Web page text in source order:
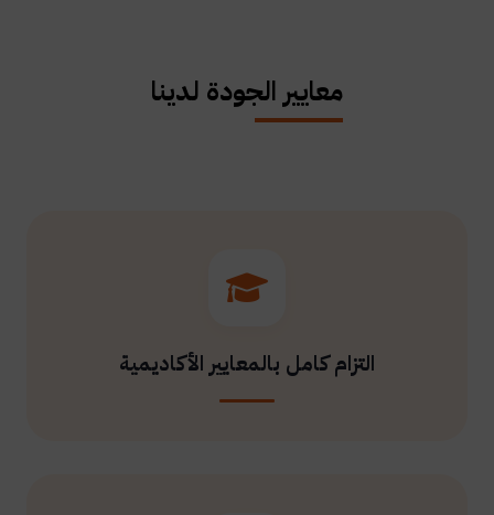
معايير الجودة لدينا
التزام كامل بالمعايير الأكاديمية